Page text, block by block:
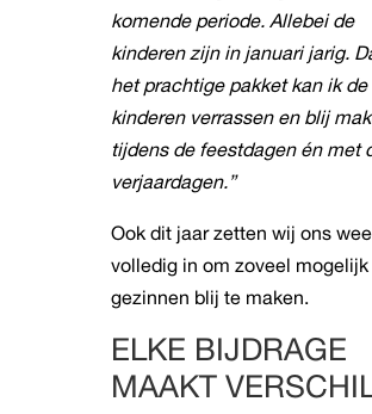
komende periode. Allebei de
kinderen zijn in januari jarig.
het prachtige pakket kan ik de
kinderen verrassen en blij
tijdens de feestdagen én met
verjaardagen.”
Ook dit jaar zetten wij ons
volledig in om zoveel mogelijk
gezinnen blij te maken.
ELKE BIJDRAGE
MAAKT